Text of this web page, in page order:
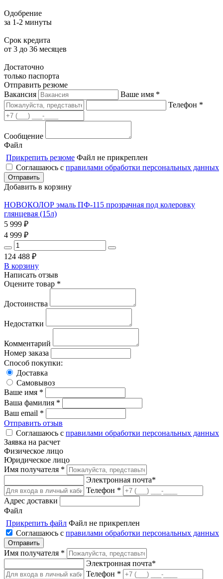
Одобрение
за 1-2 минуты
Срок кредита
от 3 до 36 месяцев
Достаточно
только паспорта
Отправить резюме
Вакансия
Ваше имя *
Телефон *
Сообщение
Файл
Прикрепить резюме Файл не прикреплен
Соглашаюсь с правилами обработки персональных данных
Добавить в корзину
НОВОКОЛОР эмаль ПФ-115 прозрачная под колеровку
глянцевая (15л)
5 999 ₽
4 999 ₽
124 488 ₽
В корзину
Написать отзыв
Оцените товар *
Достоинства
Недостатки
Комментарий
Номер заказа
Способ покупки:
Доставка
Самовывоз
Ваше имя *
Ваша фамилия *
Ваш email *
Отправить отзыв
Соглашаюсь с правилами обработки персональных данных
Заявка на расчет
Физическое лицо
Юридическое лицо
Имя получателя *
Электронная почта*
Телефон *
Адрес доставки
Файл
Прикрепить файл Файл не прикреплен
Соглашаюсь с правилами обработки персональных данных
Имя получателя *
Электронная почта*
Телефон *